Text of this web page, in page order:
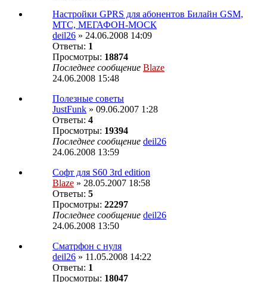
Настройки GPRS для абонентов Билайн GSM,
МТС, МЕГАФОН-МОСК
deil26 » 24.06.2008 14:09
Ответы: 1
Просмотры: 18874
Последнее сообщение Blaze
24.06.2008 15:48
Полезные советы
JustFunk » 09.06.2007 1:28
Ответы: 4
Просмотры: 19394
Последнее сообщение deil26
24.06.2008 13:59
Софт для S60 3rd edition
Blaze » 28.05.2007 18:58
Ответы: 5
Просмотры: 22297
Последнее сообщение deil26
24.06.2008 13:50
Сматрфон с нуля
deil26 » 11.05.2008 14:22
Ответы: 1
Просмотры: 18047